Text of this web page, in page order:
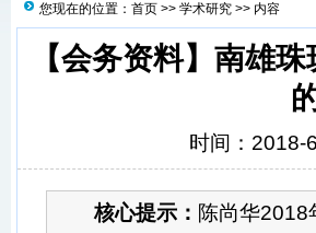
您现在的位置： 首页 >> 学术研究 >> 内容
【会务资料】南雄
时间：2018-
核心提示： 陈尚华2018